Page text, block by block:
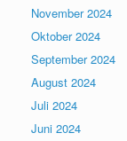
November 2024
Oktober 2024
September 2024
August 2024
Juli 2024
Juni 2024